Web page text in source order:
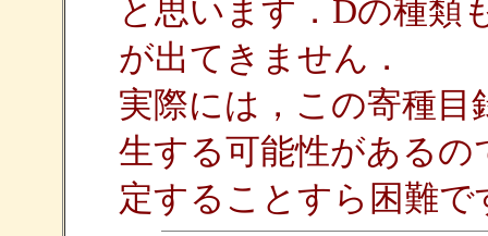
と思います．Dの種類
が出てきません．
実際には，この寄種
生する可能性がある
定することすら困難で